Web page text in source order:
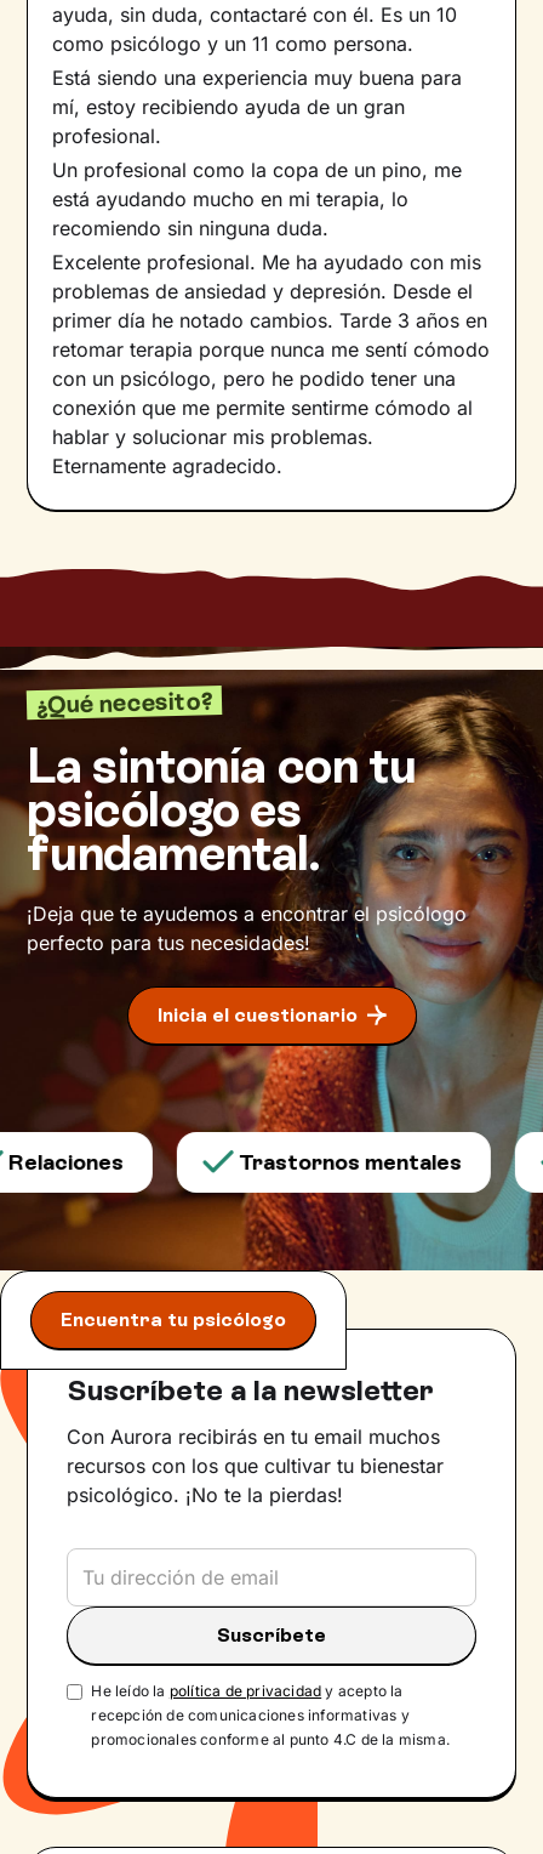
ayuda, sin duda, contactaré con él. Es un 10
como psicólogo y un 11 como persona.
Está siendo una experiencia muy buena para
mí, estoy recibiendo ayuda de un gran
profesional.
Un profesional como la copa de un pino, me
está ayudando mucho en mi terapia, lo
recomiendo sin ninguna duda.
Excelente profesional. Me ha ayudado con mis
problemas de ansiedad y depresión. Desde el
primer día he notado cambios. Tarde 3 años en
retomar terapia porque nunca me sentí cómodo
con un psicólogo, pero he podido tener una
conexión que me permite sentirme cómodo al
hablar y solucionar mis problemas.
Eternamente agradecido.
¿Qué necesito?
La sintonía con tu
psicólogo es
fundamental.
¡Deja que te ayudemos a encontrar el psicólogo
perfecto para tus necesidades!
Inicia el cuestionario
Trastornos mentales
Encuentra tu psicólogo
Suscríbete a la newsletter
Con Aurora recibirás en tu email muchos
recursos con los que cultivar tu bienestar
psicológico. ¡No te la pierdas!
He leído la política de privacidad y acepto la
recepción de comunicaciones informativas y
promocionales conforme al punto 4.C de la misma.